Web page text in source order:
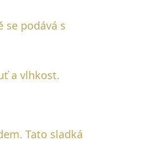
podává s
a vlhkost.
Tato sladká